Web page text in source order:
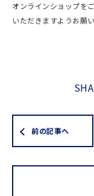
オンラインショップを
いただきますようお願
前の記事へ